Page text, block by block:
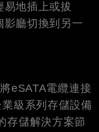
易地插上或拔
影廳切換到另一
eSATA電纜連接
級系列存儲設備
存儲解決方案節